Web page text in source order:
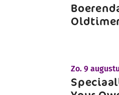
Zo. 9